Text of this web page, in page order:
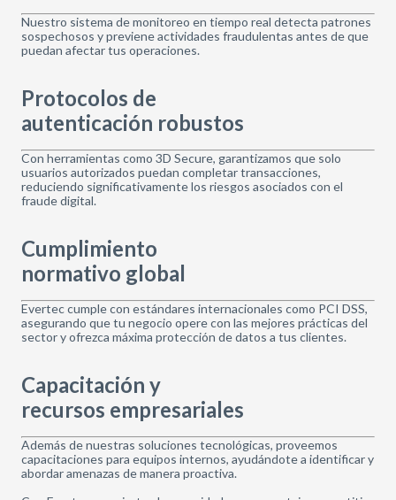
Nuestro sistema de monitoreo en tiempo real detecta patrones
sospechosos y previene actividades fraudulentas antes de que
puedan afectar tus operaciones.
Protocolos de
autenticación robustos
Con herramientas como 3D Secure, garantizamos que solo
usuarios autorizados puedan completar transacciones,
reduciendo significativamente los riesgos asociados con el
fraude digital.
Cumplimiento
normativo global
Evertec cumple con estándares internacionales como PCI DSS,
asegurando que tu negocio opere con las mejores prácticas del
sector y ofrezca máxima protección de datos a tus clientes.
Capacitación y
recursos empresariales
Además de nuestras soluciones tecnológicas, proveemos
capacitaciones para equipos internos, ayudándote a identificar y
abordar amenazas de manera proactiva.